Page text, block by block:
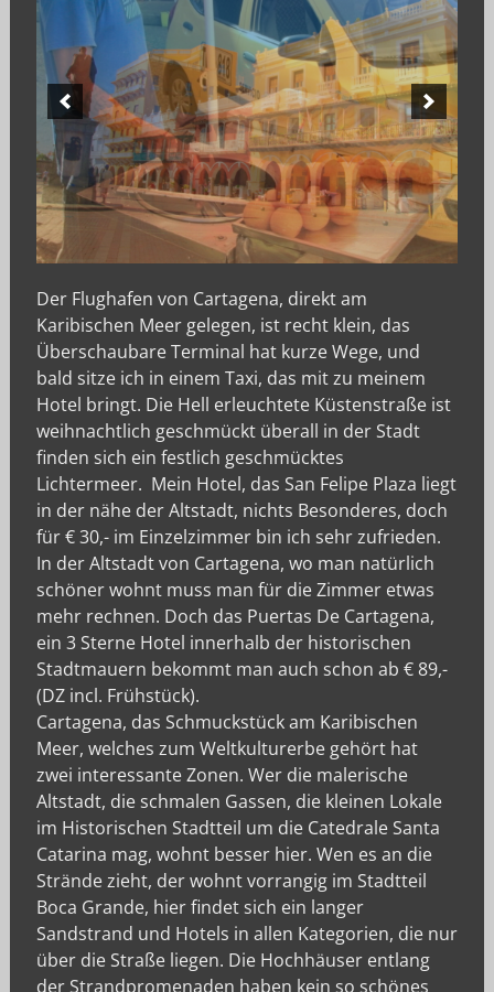
Der Flughafen von Cartagena, direkt am
Karibischen Meer gelegen, ist recht klein, das
Überschaubare Terminal hat kurze Wege, und
bald sitze ich in einem Taxi, das mit zu meinem
Hotel bringt. Die Hell erleuchtete Küstenstraße ist
weihnachtlich geschmückt überall in der Stadt
finden sich ein festlich geschmücktes
Lichtermeer. Mein Hotel, das San Felipe Plaza liegt
in der nähe der Altstadt, nichts Besonderes, doch
für € 30,- im Einzelzimmer bin ich sehr zufrieden.
In der Altstadt von Cartagena, wo man natürlich
schöner wohnt muss man für die Zimmer etwas
mehr rechnen. Doch das Puertas De Cartagena,
ein 3 Sterne Hotel innerhalb der historischen
Stadtmauern bekommt man auch schon ab € 89,-
(DZ incl. Frühstück).
Cartagena, das Schmuckstück am Karibischen
Meer, welches zum Weltkulturerbe gehört hat
zwei interessante Zonen. Wer die malerische
Altstadt, die schmalen Gassen, die kleinen Lokale
im Historischen Stadtteil um die Catedrale Santa
Catarina mag, wohnt besser hier. Wen es an die
Strände zieht, der wohnt vorrangig im Stadtteil
Boca Grande, hier findet sich ein langer
Sandstrand und Hotels in allen Kategorien, die nur
über die Straße liegen. Die Hochhäuser entlang
der Strandpromenaden haben kein so schönes